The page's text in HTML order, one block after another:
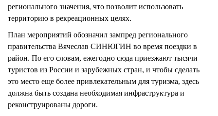
регионального значения, что позволит использовать
территорию в рекреационных целях.
План мероприятий обозначил зампред регионального
правительства Вячеслав СИНЮГИН во время поездки в
район. По его словам, ежегодно сюда приезжают тысячи
туристов из России и зарубежных стран, и чтобы сделать
это место еще более привлекательным для туризма, здесь
должна быть создана необходимая инфраструктура и
реконструированы дороги.